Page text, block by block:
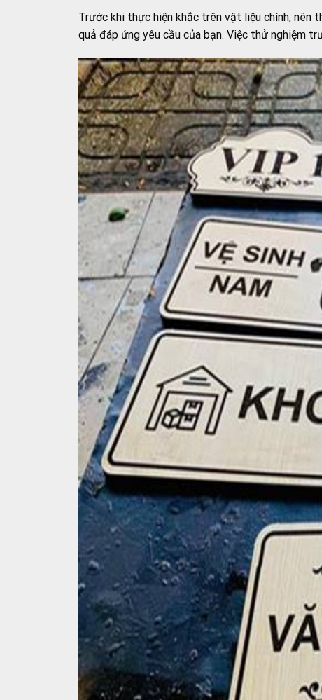
Trước khi thực hiện khắc trên vật liệu chính, nên
quả đáp ứng yêu cầu của bạn. Việc thử nghiệm